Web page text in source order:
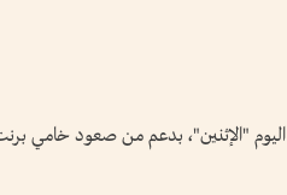
اليوم "الإثنين"، بدعم من صعود خامي